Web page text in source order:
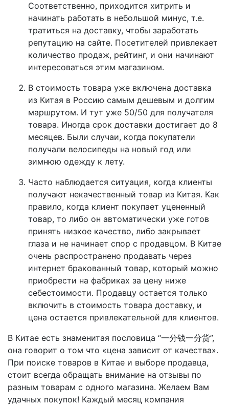
Соответственно, приходится хитрить и
начинать работать в небольшой минус, т.е.
тратиться на доставку, чтобы заработать
репутацию на сайте. Посетителей привлекает
количество продаж, рейтинг, и они начинают
интересоваться этим магазином.
В стоимость товара уже включена доставка
из Китая в Россию самым дешевым и долгим
маршрутом. И тут уже 50/50 для получателя
товара. Иногда срок доставки достигает до 8
месяцев. Были случаи, когда покупатели
получали велосипеды на новый год или
зимнюю одежду к лету.
Часто наблюдается ситуация, когда клиенты
получают некачественный товар из Китая. Как
правило, когда клиент покупает уцененный
товар, то либо он автоматически уже готов
принять низкое качество, либо закрывает
глаза и не начинает спор с продавцом. В Китае
очень распространено продавать через
интернет бракованный товар, который можно
приобрести на фабриках за цену ниже
себестоимости. Продавцу остается только
включить в стоимость товара доставку, и
цена остается привлекательной для клиентов.
В Китае есть знаменитая пословица “一分钱一分货”,
она говорит о том что «цена зависит от качества».
При поиске товаров в Китае и выборе продавца,
стоит всегда обращать внимание на отзывы по
разным товарам с одного магазина. Желаем Вам
удачных покупок! Каждый месяц компания